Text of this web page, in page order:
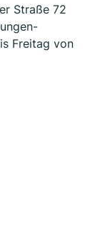
Straße 72
Freitag von